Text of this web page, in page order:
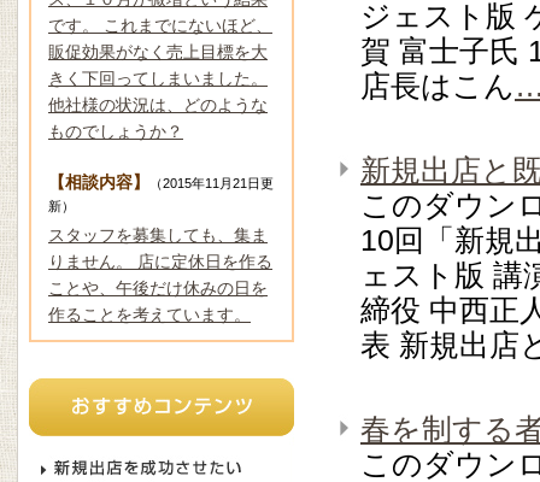
ジェスト版
賀 富士子氏
店長はこん
新規出店と
このダウン
10回「新規
ェスト版 講
締役 中西正
表 新規出店
春を制する
このダウン
です。 これまでにないほど、
販促効果がなく売上目標を大
きく下回ってしまいました。
他社様の状況は、どのような
ものでしょうか？
【相談内容】 （2015年11月21日更
新）
スタッフを募集しても、集ま
りません。 店に定休日を作る
ことや、午後だけ休みの日を
作ることを考えています。